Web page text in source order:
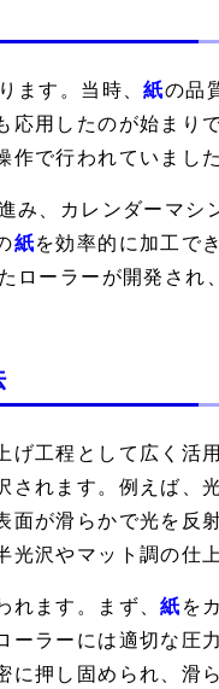
ます。当時、紙の品
用したのが始まり
で行われていました
、カレンダーマシ
紙を効率的に加工で
ローラーが開発され
工程として広く活
されます。例えば、
が滑らかで光を反
沢やマット調の仕
れます。まず、紙 を
ラーには適切な圧
押し固められ、滑